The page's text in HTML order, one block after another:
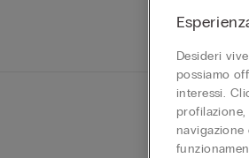
Desideri
possiamo
interessi.